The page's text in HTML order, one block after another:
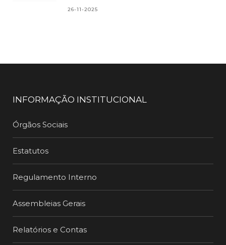
26-11-2025
INFORMAÇÃO INSTITUCIONAL
Órgãos Sociais
Estatutos
Regulamento Interno
Assembleias Gerais
Relatórios e Contas